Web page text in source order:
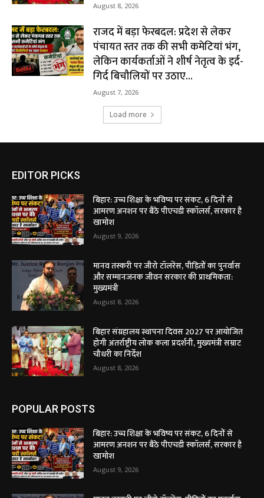
August 8, 2026
राजद में बड़ा फेरबदल: प्रदेश से लेकर
पंचायत स्तर तक की सभी कमेटियां भंग,
लेकिन कार्यकर्ताओं ने शीर्ष नेतृत्व के इर्द-
गिर्द बिचौलियों पर उठाए...
August 7, 2026
Load more
EDITOR PICKS
बिहार: उच्च शिक्षा के भविष्य पर संकट, 6 दिनों से
आमरण अनशन पर बैठे पीएचडी स्कॉलर्स, सरकार है
खामोश
August 9, 2026
मानव तस्करी पर जीरो टॉलरेंस, पीड़ितों का पुनर्वास
और सम्मानजनक जीवन सरकार की प्राथमिकता:
मुख्यमंत्री
August 8, 2026
बिहार संग्रहालय स्थापना दिवस 2027 पर आयोजित
होगी अंतर्राष्ट्रीय लोक कला प्रदर्शनी, मुख्यमंत्री सम्राट
चौधरी का निर्देश
August 8, 2026
POPULAR POSTS
बिहार: उच्च शिक्षा के भविष्य पर संकट, 6 दिनों से
आमरण अनशन पर बैठे पीएचडी स्कॉलर्स, सरकार है
खामोश
August 9, 2026